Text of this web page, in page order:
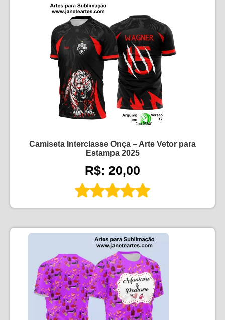
Camiseta Interclasse Onça – Arte Vetor para
Estampa 2025
R$: 20,00